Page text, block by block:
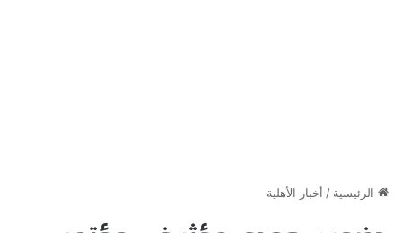
الرئيسية / أخبار الأهلية